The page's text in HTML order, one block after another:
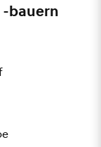
bauern